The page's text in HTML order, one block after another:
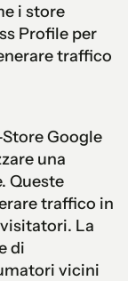
i store
Profile per
traffico
Google
una
Queste
traffico in
La
di
vicini